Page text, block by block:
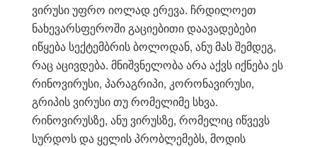
ვირუსი უფრო იოლად ერევა. ჩრდილოეთ
ნახევარსფეროში გაციებითი დაავადებები
იწყება სექტემბრის ბოლოდან, ანუ მას შემდეგ,
რაც აცივდება. მნიშვნელობა არა აქვს იქნება ეს
რინოვირუსი, პარაგრიპი, კორონავირუსი,
გრიპის ვირუსი თუ რომელიმე სხვა.
რინოვირუსზე, ანუ ვირუსზე, რომელიც იწვევს
სურდოს და ყელის პრობლემებს, მოდის